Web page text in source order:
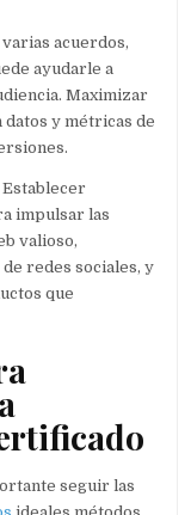
acuerdos,
ayudarle a
Maximizar
datos y métricas de
Establecer
impulsar las
valioso,
redes sociales, y
que
seguir las